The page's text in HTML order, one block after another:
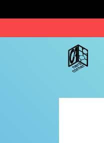
ai contenuti
Passa alle